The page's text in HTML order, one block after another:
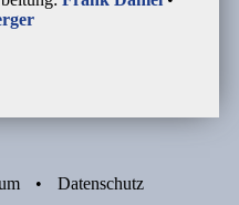
• Datenschutz